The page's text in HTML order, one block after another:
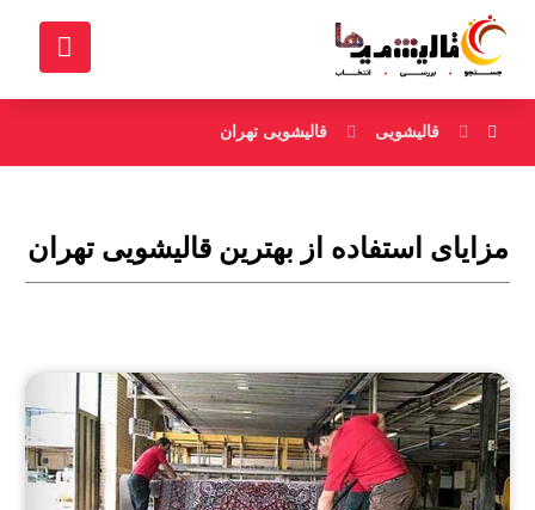
قالیشویی قالیشویی تهران
مزایای استفاده از بهترین قالیشویی تهران